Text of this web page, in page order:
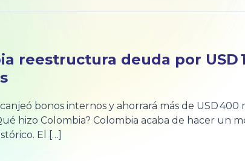
reestructura deuda por USD
bonos internos y ahorrará más de USD 400
hizo Colombia? Colombia acaba de hacer un
El […]